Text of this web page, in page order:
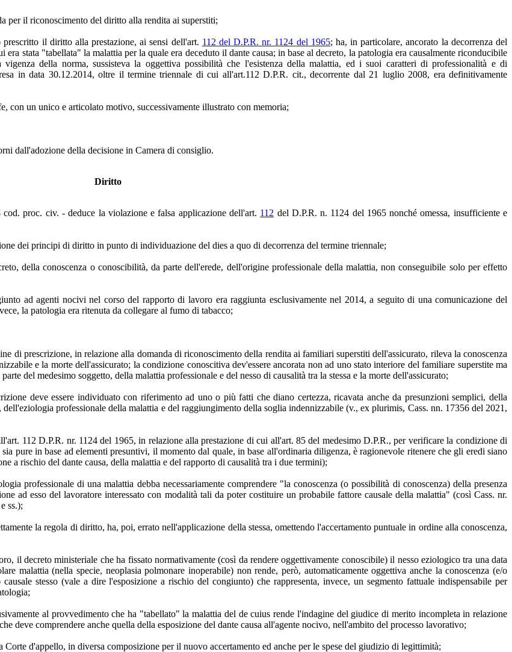
per il riconoscimento del diritto alla rendita ai superstiti;
il diritto alla prestazione, ai sensi dell'art. 112 del D.P.R. nr. 1124 del 1965; ha, in particolare, ancorato la decorrenza del
era stata "tabellata" la malattia per la quale era deceduto il dante causa; in base al decreto, la patologia era causalmente riconducibile
della norma, sussisteva la oggettiva possibilità che l'esistenza della malattia, ed i suoi caratteri di professionalità e di
in data 30.12.2014, oltre il termine triennale di cui all'art.112 D.P.R. cit., decorrente dal 21 luglio 2008, era definitivamente
con un unico e articolato motivo, successivamente illustrato con memoria;
dall'adozione della decisione in Camera di consiglio.
Diritto
proc. civ. - deduce la violazione e falsa applicazione dell'art. 112 del D.P.R. n. 1124 del 1965 nonché omessa, insufficiente e
dei principi di diritto in punto di individuazione del dies a quo di decorrenza del termine triennale;
della conoscenza o conoscibilità, da parte dell'erede, dell'origine professionale della malattia, non conseguibile solo per effetto
ad agenti nocivi nel corso del rapporto di lavoro era raggiunta esclusivamente nel 2014, a seguito di una comunicazione del
la patologia era ritenuta da collegare al fumo di tabacco;
di prescrizione, in relazione alla domanda di riconoscimento della rendita ai familiari superstiti dell'assicurato, rileva la conoscenza
e la morte dell'assicurato; la condizione conoscitiva dev'essere ancorata non ad uno stato interiore del familiare superstite ma
del medesimo soggetto, della malattia professionale e del nesso di causalità tra la stessa e la morte dell'assicurato;
deve essere individuato con riferimento ad uno o più fatti che diano certezza, ricavata anche da presunzioni semplici, della
professionale della malattia e del raggiungimento della soglia indennizzabile (v., ex plurimis, Cass. nn. 17356 del 2021,
112 D.P.R. nr. 1124 del 1965, in relazione alla prestazione di cui all'art. 85 del medesimo D.P.R., per verificare la condizione di
pure in base ad elementi presuntivi, il momento dal quale, in base all'ordinaria diligenza, è ragionevole ritenere che gli eredi siano
a rischio del dante causa, della malattia e del rapporto di causalità tra i due termini);
professionale di una malattia debba necessariamente comprendere "la conoscenza (o possibilità di conoscenza) della presenza
ad esso del lavoratore interessato con modalità tali da poter costituire un probabile fattore causale della malattia" (così Cass. nr.
ss.);
la regola di diritto, ha, poi, errato nell'applicazione della stessa, omettendo l'accertamento puntuale in ordine alla conoscenza,
il decreto ministeriale che ha fissato normativamente (così da rendere oggettivamente conoscibile) il nesso eziologico tra una data
malattia (nella specie, neoplasia polmonare inoperabile) non rende, però, automaticamente oggettiva anche la conoscenza (e/o
stesso (vale a dire l'esposizione a rischio del congiunto) che rappresenta, invece, un segmento fattuale indispensabile per
al provvedimento che ha "tabellato" la malattia del de cuius rende l'indagine del giudice di merito incompleta in relazione
deve comprendere anche quella della esposizione del dante causa all'agente nocivo, nell'ambito del processo lavorativo;
Corte d'appello, in diversa composizione per il nuovo accertamento ed anche per le spese del giudizio di legittimità;